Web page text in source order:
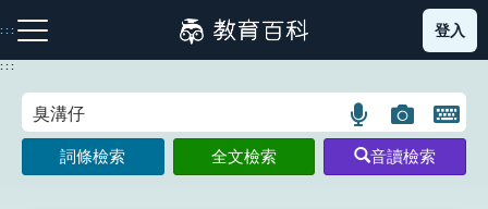
到
主
:::
注音索引圖示 筆畫索引圖示 部首索引表圖示
登入
:::
語
言
搜
圖
片
搜
開
鍵
詞條檢索 全文檢索 音讀檢索